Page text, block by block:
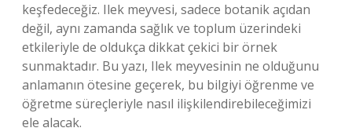
keşfedeceğiz. Ilek meyvesi, sadece botanik açıdan
değil, aynı zamanda sağlık ve toplum üzerindeki
etkileriyle de oldukça dikkat çekici bir örnek
sunmaktadır. Bu yazı, Ilek meyvesinin ne olduğunu
anlamanın ötesine geçerek, bu bilgiyi öğrenme ve
öğretme süreçleriyle nasıl ilişkilendirebileceğimizi
ele alacak.